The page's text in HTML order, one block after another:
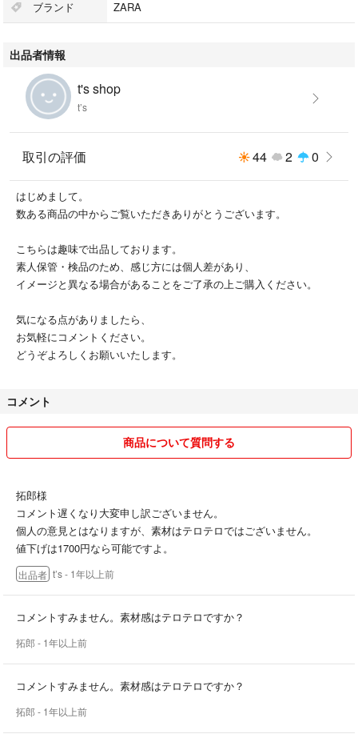
ブランド ZARA
出品者情報
t's shop
t’s
取引の評価 44 2 0
はじめまして。
数ある商品の中からご覧いただきありがとうございます。
こちらは趣味で出品しております。
素人保管・検品のため、感じ方には個人差があり、
イメージと異なる場合があることをご了承の上ご購入ください。
気になる点がありましたら、
お気軽にコメントください。
どうぞよろしくお願いいたします。
コメント
商品について質問する
拓郎様
コメント遅くなり大変申し訳ございません。
個人の意見とはなりますが、素材はテロテロではございません。
値下げは1700円なら可能ですよ。
出品者 t’s- 1年以上前
コメントすみません。素材感はテロテロですか？
拓郎 - 1年以上前
コメントすみません。素材感はテロテロですか？
拓郎 - 1年以上前